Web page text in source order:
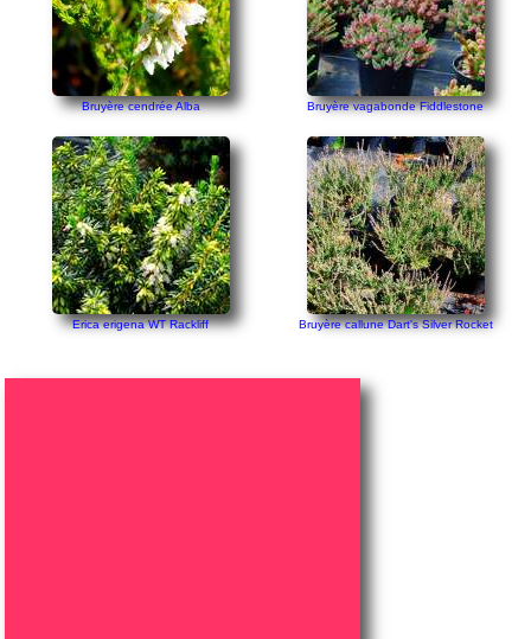
Bruyère cendrée Alba Bruyère vagabonde Fiddlestone
Erica erigena WT Rackliff Bruyère callune Dart's Silver Rocket